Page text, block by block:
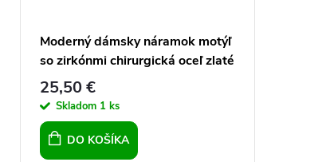
Moderný dámsky náramok motýľ
so zirkónmi chirurgická oceľ zlaté
prevedenie
25,50 €
Skladom 1 ks
DO KOŠÍKA